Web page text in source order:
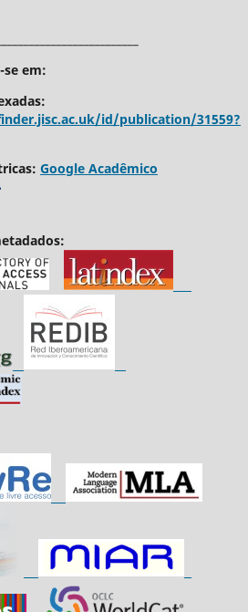
em:
id/publication/31559?
Google Acadêmico